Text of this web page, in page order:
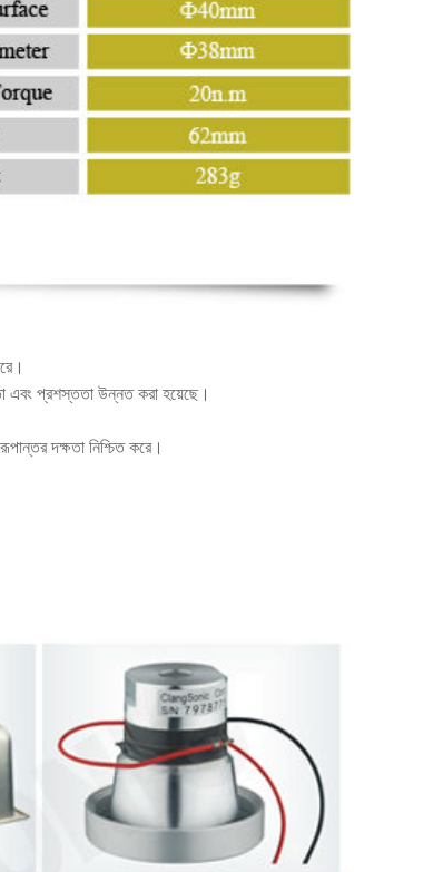
এবং প্রশস্ততা উন্নত করা হয়েছে।
দক্ষতা নিশ্চিত করে।